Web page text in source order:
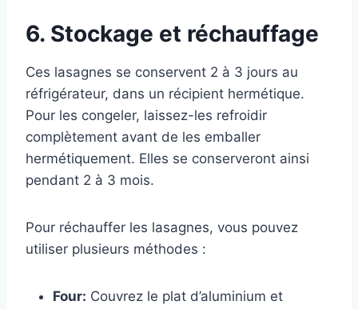
6. Stockage et réchauffage
Ces lasagnes se conservent 2 à 3 jours au
réfrigérateur, dans un récipient hermétique.
Pour les congeler, laissez-les refroidir
complètement avant de les emballer
hermétiquement. Elles se conserveront ainsi
pendant 2 à 3 mois.
Pour réchauffer les lasagnes, vous pouvez
utiliser plusieurs méthodes :
Four: Couvrez le plat d’aluminium et